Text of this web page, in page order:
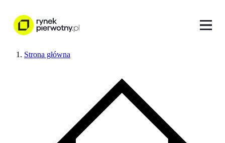
Strona główna